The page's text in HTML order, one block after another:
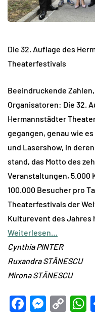
Die 32. Auflage des
Theaterfestivals
Beeindruckende
Organisatoren: Die 32.
Hermannstädter
gegangen, genau wie
und Lasershow, in
stand, das Motto des
Veranstaltungen, 5.000
100.000 Besucher pro
Theaterfestivals der
Kulturevent des Jahres
Weiterlesen…
Cynthia PINTER
Ruxandra STĂNESCU
Mirona STĂNESCU
Facebook